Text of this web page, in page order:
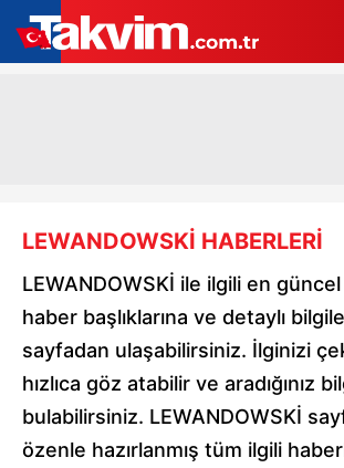
LEWANDOWSKİ HABERLERİ
LEWANDOWSKİ ile ilgili en
haber başlıklarına ve detaylı
sayfadan ulaşabilirsiniz. İlginizi
hızlıca göz atabilir ve aradığınız
bulabilirsiniz. LEWANDOWSKİ
özenle hazırlanmış tüm ilgili